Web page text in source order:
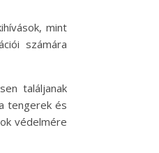
mint
számára
találjanak
tengerek és
védelmére